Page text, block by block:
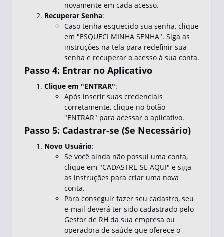
novamente em cada acesso.
Recuperar Senha:
Caso tenha esquecido sua senha, clique
em "ESQUECI MINHA SENHA". Siga as
instruções na tela para redefinir sua
senha e recuperar o acesso à sua conta.
Passo 4: Entrar no Aplicativo
Clique em "ENTRAR":
Após inserir suas credenciais
corretamente, clique no botão
"ENTRAR" para acessar o aplicativo.
Passo 5: Cadastrar-se (Se Necessário)
Novo Usuário:
Se você ainda não possui uma conta,
clique em "CADASTRE-SE AQUI" e siga
as instruções para criar uma nova
conta.
Para conseguir fazer seu cadastro, seu
e-mail deverá ter sido cadastrado pelo
Gestor de RH da sua empresa ou
operadora de saúde que oferece o